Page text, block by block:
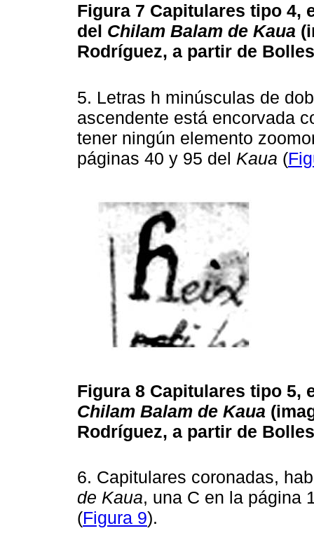
Figura 7 Capitulares tipo 4,
del Chilam Balam de Kaua
Rodríguez, a partir de
5. Letras h minúsculas de
ascendente está encorvada
tener ningún elemento
páginas 40 y 95 del Kaua (
Figura 8 Capitulares tipo 5,
Chilam Balam de Kaua
Rodríguez, a partir de
6. Capitulares coronadas,
de Kaua, una C en la página
(Figura 9).